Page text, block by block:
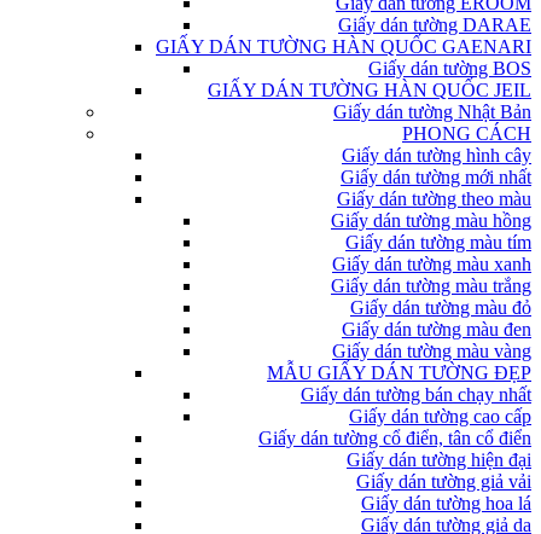
Giấy dán tường DARAE
GIẤY DÁN TƯỜNG HÀN QUỐC GAENARI
Giấy dán tường BOS
GIẤY DÁN TƯỜNG HÀN QUỐC JEIL
Giấy dán tường Nhật Bản
PHONG CÁCH
Giấy dán tường hình cây
Giấy dán tường mới nhất
Giấy dán tường theo màu
Giấy dán tường màu hồng
Giấy dán tường màu tím
Giấy dán tường màu xanh
Giấy dán tường màu trắng
Giấy dán tường màu đỏ
Giấy dán tường màu đen
Giấy dán tường màu vàng
MẪU GIẤY DÁN TƯỜNG ĐẸP
Giấy dán tường bán chạy nhất
Giấy dán tường cao cấp
Giấy dán tường cổ điển, tân cổ điển
Giấy dán tường hiện đại
Giấy dán tường giả vải
Giấy dán tường hoa lá
Giấy dán tường giả da